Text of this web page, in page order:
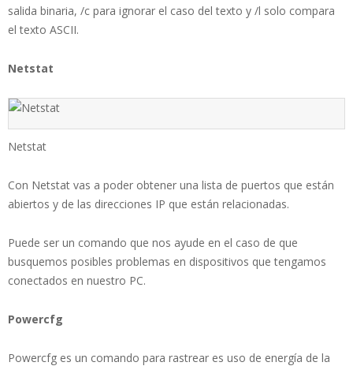
salida binaria, /c para ignorar el caso del texto y /l solo compara
el texto ASCII.
Netstat
Netstat
Con Netstat vas a poder obtener una lista de puertos que están
abiertos y de las direcciones IP que están relacionadas.
Puede ser un comando que nos ayude en el caso de que
busquemos posibles problemas en dispositivos que tengamos
conectados en nuestro PC.
Powercfg
Powercfg es un comando para rastrear es uso de energía de la